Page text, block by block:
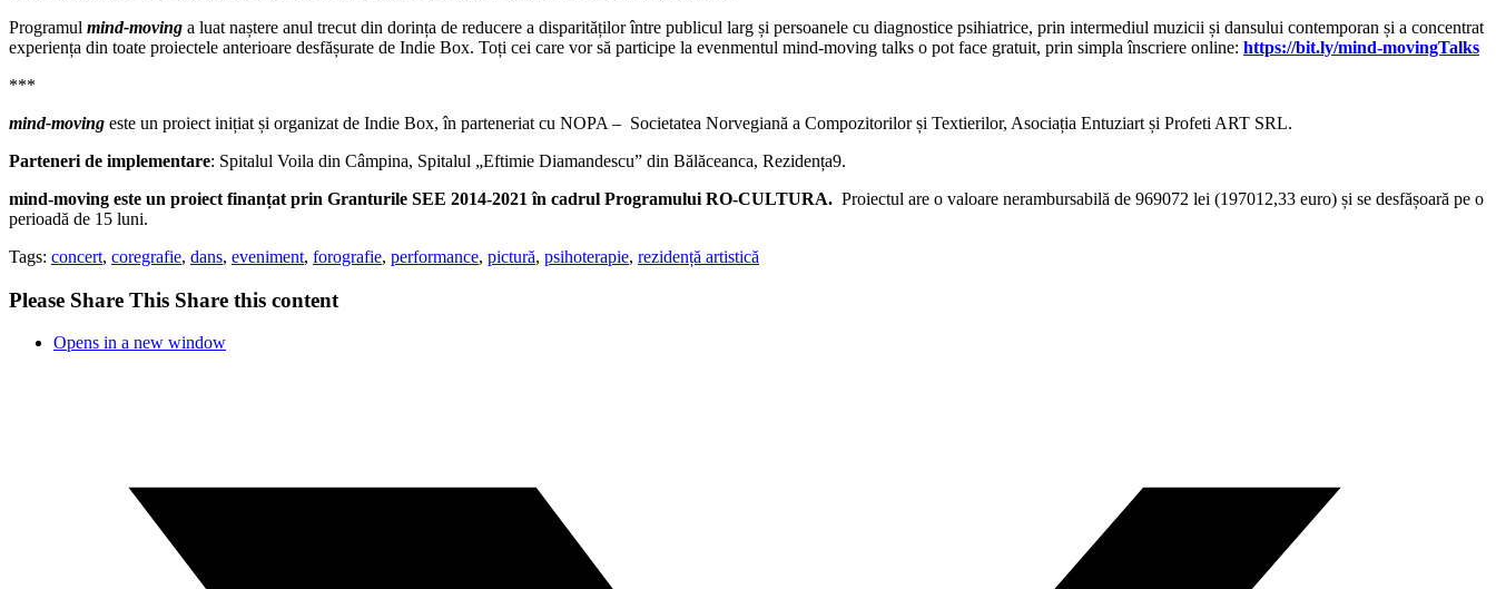
Programul mind-moving a luat naștere anul trecut din dorința de reducere a disparităților între publicul larg și persoanele cu diagnostice psihiatrice, prin intermediul muzicii și dansului contemporan și a concentrat
experiența din toate proiectele anterioare desfășurate de Indie Box. Toți cei care vor să participe la evenmentul mind-moving talks o pot face gratuit, prin simpla înscriere online: https://bit.ly/mind-movingTalks
***
mind-moving este un proiect inițiat și organizat de Indie Box, în parteneriat cu NOPA – Societatea Norvegiană a Compozitorilor și Textierilor, Asociația Entuziart și Profeti ART SRL.
Parteneri de implementare: Spitalul Voila din Câmpina, Spitalul „Eftimie Diamandescu” din Bălăceanca, Rezidența9.
mind-moving este un proiect finanțat prin Granturile SEE 2014-2021 în cadrul Programului RO-CULTURA. Proiectul are o valoare nerambursabilă de 969072 lei (197012,33 euro) și se desfășoară pe o
perioadă de 15 luni.
Tags: concert, coregrafie, dans, eveniment, forografie, performance, pictură, psihoterapie, rezidență artistică
Please Share This Share this content
Opens in a new window